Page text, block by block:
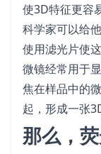
使3D特征更容
科学家可以给
使用滤光片使
微镜经常用于
焦在样品中的
起，形成一张
那么，